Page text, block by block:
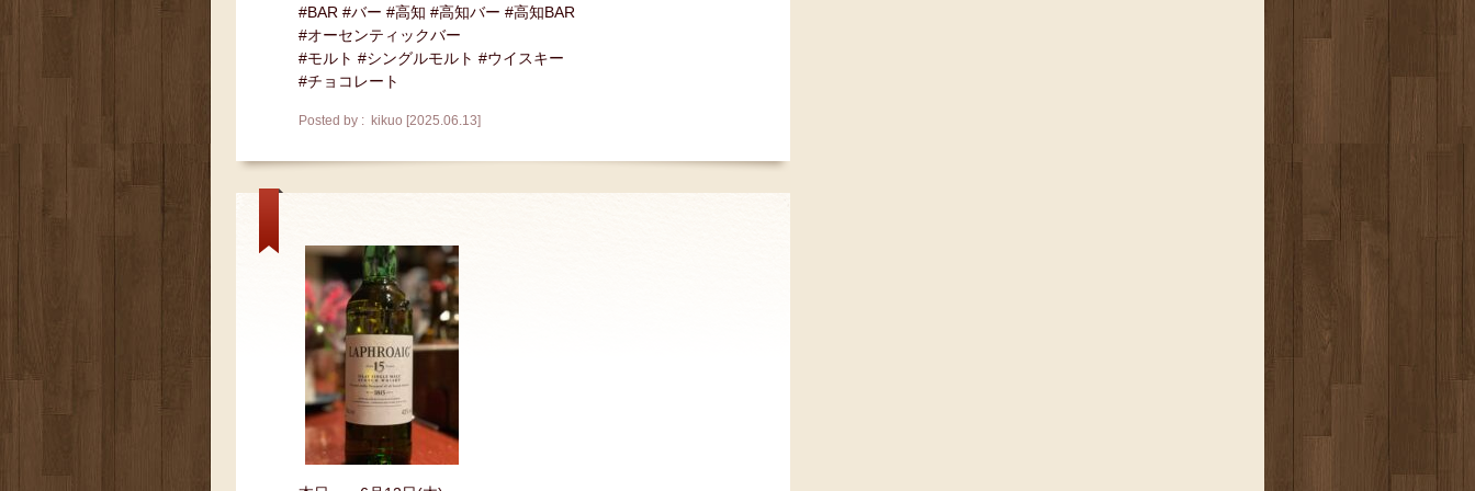
#BAR #バー #高知 #高知バー #高知BAR
#オーセンティックバー
#モルト #シングルモルト #ウイスキー
#チョコレート
Posted by : kikuo [2025.06.13]